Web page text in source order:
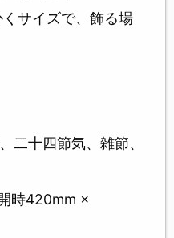
サイズで、飾る場
二十四節気、雑節、
時420mm ×